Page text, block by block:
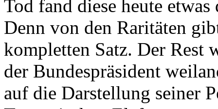
Tod fand diese heute
Denn von den Raritäten
kompletten Satz. Der Rest
der Bundespräsident
auf die Darstellung seiner